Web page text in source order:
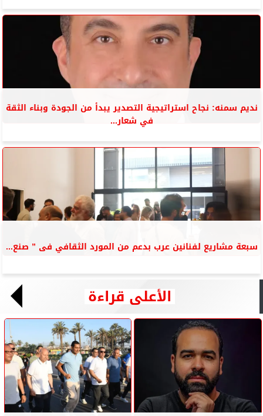
نديم سمنه: نجاح استراتيجية التصدير يبدأ من الجودة وبناء الثقة
في شعار...
سبعة مشاريع لفنانين عرب بدعم من المورد الثقافي فى ” صنع...
الأعلى قراءة